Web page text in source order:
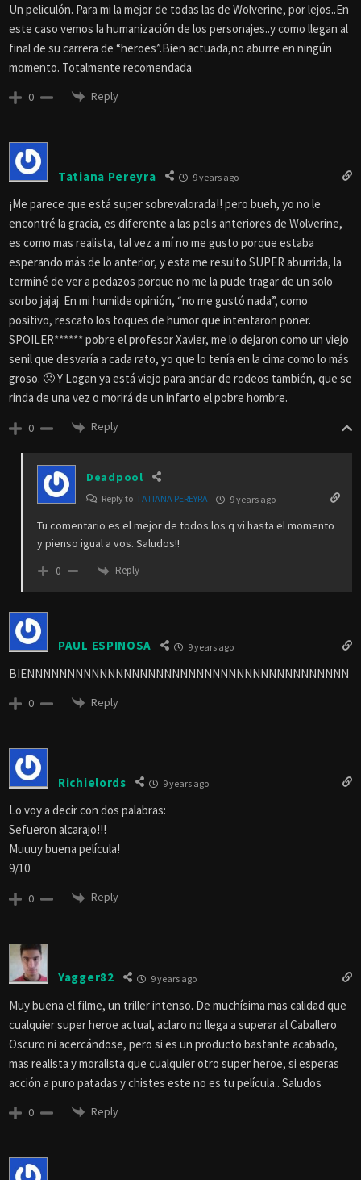
Un peliculón. Para mi la mejor de todas las de Wolverine, por lejos..En
este caso vemos la humanización de los personajes..y como llegan al
final de su carrera de “heroes”.Bien actuada,no aburre en ningún
momento. Totalmente recomendada.
0 Reply
Tatiana Pereyra 9 years ago
¡Me parece que está super sobrevalorada!! pero bueh, yo no le
encontré la gracia, es diferente a las pelis anteriores de Wolverine,
es como mas realista, tal vez a mí no me gusto porque estaba
esperando más de lo anterior, y esta me resulto SUPER aburrida, la
terminé de ver a pedazos porque no me la pude tragar de un solo
sorbo jajaj. En mi humilde opinión, “no me gustó nada”, como
positivo, rescato los toques de humor que intentaron poner.
SPOILER****** pobre el profesor Xavier, me lo dejaron como un viejo
senil que desvaría a cada rato, yo que lo tenía en la cima como lo más
groso. 🙁 Y Logan ya está viejo para andar de rodeos también, que se
rinda de una vez o morirá de un infarto el pobre hombre.
0 Reply
Deadpool
Reply to TATIANA PEREYRA 9 years ago
Tu comentario es el mejor de todos los q vi hasta el momento
y pienso igual a vos. Saludos!!
0 Reply
PAUL ESPINOSA 9 years ago
BIENNNNNNNNNNNNNNNNNNNNNNNNNNNNNNNNNNNNNNNN
0 Reply
Richielords 9 years ago
Lo voy a decir con dos palabras:
Sefueron alcarajo!!!
Muuuy buena película!
9/10
0 Reply
Yagger82 9 years ago
Muy buena el filme, un triller intenso. De muchísima mas calidad que
cualquier super heroe actual, aclaro no llega a superar al Caballero
Oscuro ni acercándose, pero si es un producto bastante acabado,
mas realista y moralista que cualquier otro super heroe, si esperas
acción a puro patadas y chistes este no es tu película.. Saludos
0 Reply